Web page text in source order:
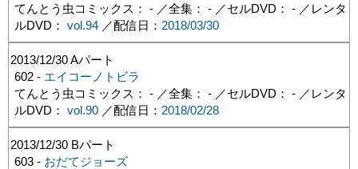
てんとう虫コミックス： - ／全集： - ／セルDVD： - ／レンタ
ルDVD： vol.94／配信日： 2018/03/30
2013/12/30Aパート
602 - エイコーノトビラ
てんとう虫コミックス： - ／全集： - ／セルDVD： - ／レンタ
ルDVD： vol.90／配信日： 2018/02/28
2013/12/30 Bパート
603 - おだてジョーズ